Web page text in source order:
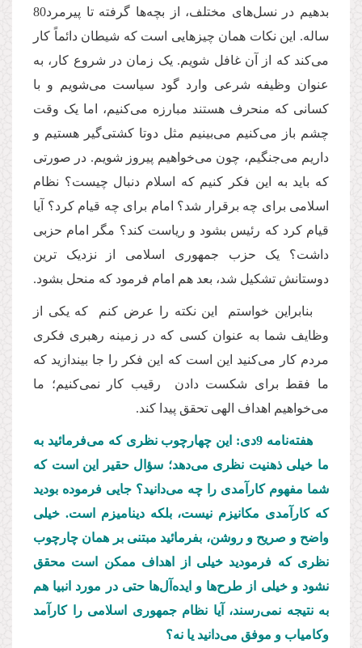
بدهیم در نسل‌های مختلف، از بچه‌ها گرفته تا پیرمرد80
ساله. این نکات همان چیزهایی است که شیطان دائماً کار
می‌کند که از آن غافل شویم. یک زمان در شروع کار، به
عنوان وظیفه شرعی وارد گود سیاست می‌شویم و با
کسانی که منحرف هستند مبارزه می‌کنیم،‌ اما یک وقت
چشم باز می‌کنیم می‌بینیم مثل دوتا کشتی‌گیر هستیم و
داریم می‌جنگیم، چون می‌خواهیم پیروز شویم. در صورتی
که باید به این فکر کنیم که اسلام دنبال چیست؟ نظام
اسلامی برای چه برقرار شد؟‌ امام برای چه قیام کرد؟ آیا
قیام کرد که رئیس بشود و ریاست کند؟ مگر‌ امام حزبی
داشت؟ یک حزب جمهوری اسلامی از نزدیک ترین
دوستانش تشکیل شد، بعد هم‌ امام فرمود که منحل بشود.
بنابراین خواستم این نکته را عرض کنم که یکی از
وظایف شما به عنوان کسی که در زمینه رهبری فکری
مردم کار می‌کنید این است که این فکر را جا بیندازید که
ما فقط برای شکست دادن رقیب کار نمی‌کنیم؛ ما
می‌خواهیم اهداف الهی تحقق پیدا کند.
هفته‌نامه 9دی: این چهارچوب نظری که می‌فرمائید به
ما خیلی ذهنیت نظری می‌دهد؛ سؤال حقیر این است که
شما مفهوم کارآمدی را چه می‌دانید؟ جایی فرموده بودید
که کارآمدی مکانیزم نیست، بلکه دینامیزم است. خیلی
واضح و صریح و روشن، بفرمائید مبتنی بر همان چارچوب
نظری که فرمودید خیلی از اهداف ممکن است محقق
نشود و خیلی از طرح‌ها و ایده‌آل‌ها حتی در مورد انبیا هم
به نتیجه نمی‌رسند، آیا نظام جمهوری اسلامی را کارآمد
وکامیاب و موفق می‌دانید یا نه؟